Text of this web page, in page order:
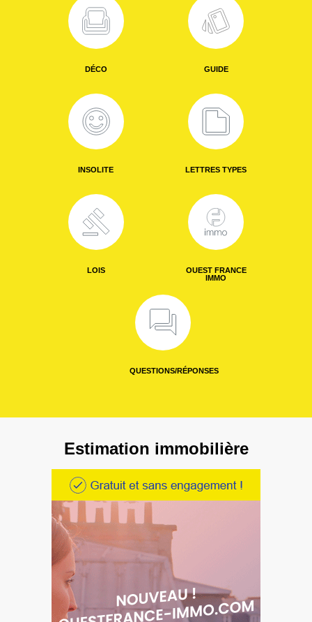
DÉCO GUIDE
INSOLITE LETTRES TYPES
LOIS
OUEST FRANCE
IMMO
QUESTIONS/RÉPONSES
Estimation immobilière